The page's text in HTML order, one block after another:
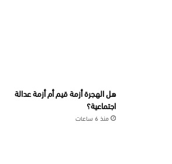
هل الهجرة أزمة قيم أم أزمة عدالة
اجتماعية؟
منذ 6 ساعات